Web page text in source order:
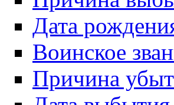
Дата
Воинское
Причина